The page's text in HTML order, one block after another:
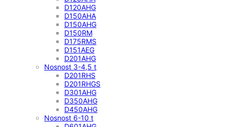
D120AHG
D150AHA
D150AHG
D150RM
D175RMS
D151AEG
D201AHG
Nosnost 3-4,5 t
D201RHS
D201RHGS
D301AHG
D350AHG
D450AHG
Nosnost 6-10 t